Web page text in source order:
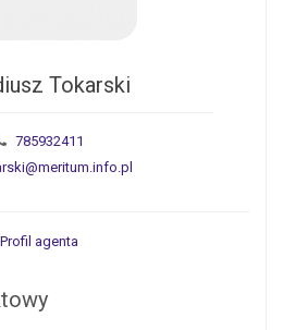
Tokarski
785932411
Profil agenta